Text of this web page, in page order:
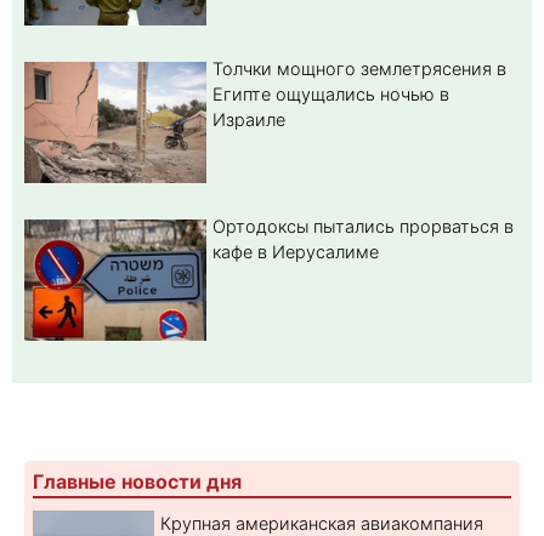
Толчки мощного землетрясения в
Египте ощущались ночью в
Израиле
Ортодоксы пытались прорваться в
кафе в Иерусалиме
Главные новости дня
Крупная американская авиакомпания